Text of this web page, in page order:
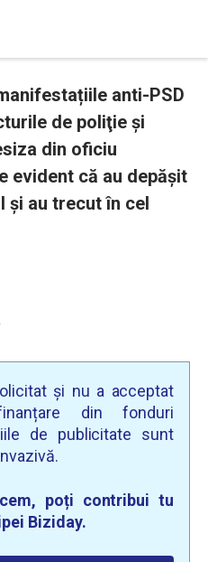
anti-PSD
de poliţie şi
din oficiu
evident că au depăşit
şi au trecut în cel
și nu a acceptat
din fonduri
de publicitate sunt
poți contribui tu
Biziday.